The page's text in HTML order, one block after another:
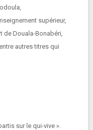
supérieur,
de Douala-Bonabéri,
autres titres qui
sur le qui-vive ».